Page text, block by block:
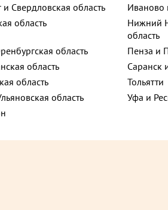
и Свердловская область
Иваново
область
Нижний
область
область
Пенза и
область
Саранск
область
Тольятти
область
Уфа и